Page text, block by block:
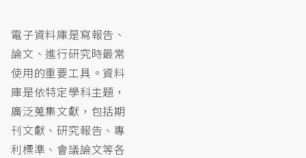
電子資料庫是寫報告、
論文、進行研究時最常
使用的重要工具。資料
庫是依特定學科主題，
廣泛蒐集文獻，包括期
刊文獻、研究報告、專
利標準、會議論文等各